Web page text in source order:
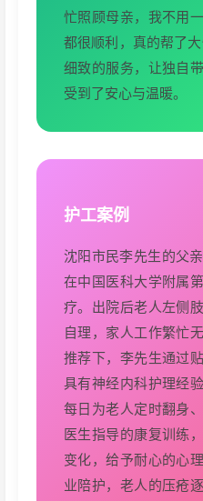
忙照顾母亲，我不用
都很顺利，真的帮了
细致的服务，让独自
受到了安心与温暖。
护工案例
沈阳市民李先生的父
在中国医科大学附属
疗。出院后老人左侧
自理，家人工作繁忙
推荐下，李先生通过
具有神经内科护理经
每日为老人定时翻身
医生指导的康复训练
变化，给予耐心的心
业陪护，老人的压疮